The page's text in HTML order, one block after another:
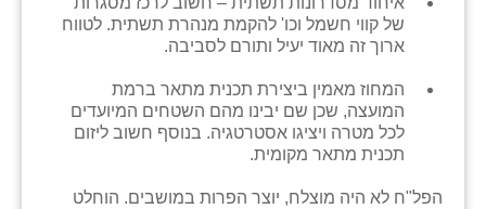
של קווי חשמל וכו' להקמת מנהרת תשתית. לטווח
ארוך זה מאוד יעיל ותורם לסביבה.
המחוז מאמין ביצירת תכנית מתאר ברמת
המועצה, שכן שם יבינו מהם השטחים המיועדים
לכל מטרה ויציגו אסטרטגיה. בנוסף חשוב ליזום
תכנית מתאר מקומית.
הפל"ח לא היה מוצלח, יוצר הפרות במושבים. הוחלט